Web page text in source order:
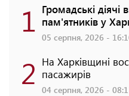
1 Громадські
пам'ятників у
05 серпня, 2026 -
2 На Харківщині
пасажирів
04 серпня, 2026 -